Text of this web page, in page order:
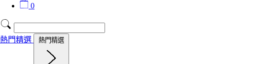
0
熱門精選 熱門精選